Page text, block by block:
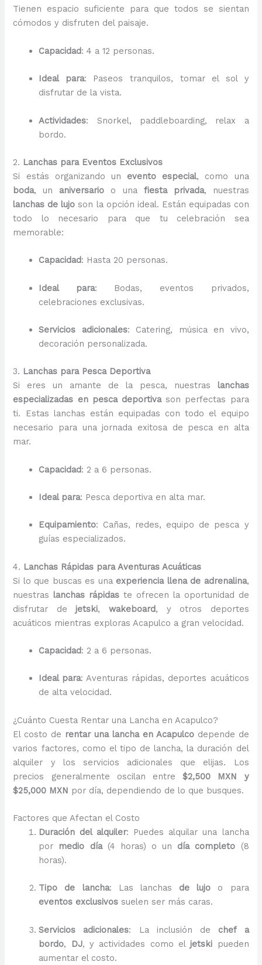
Tienen espacio suficiente para que todos se sientan
cómodos y disfruten del paisaje.
Capacidad: 4 a 12 personas.
Ideal para: Paseos tranquilos, tomar el sol y
disfrutar de la vista.
Actividades: Snorkel, paddleboarding, relax a
bordo.
2. Lanchas para Eventos Exclusivos
Si estás organizando un evento especial, como una
boda, un aniversario o una fiesta privada, nuestras
lanchas de lujo son la opción ideal. Están equipadas con
todo lo necesario para que tu celebración sea
memorable:
Capacidad: Hasta 20 personas.
Ideal para: Bodas, eventos privados,
celebraciones exclusivas.
Servicios adicionales: Catering, música en vivo,
decoración personalizada.
3. Lanchas para Pesca Deportiva
Si eres un amante de la pesca, nuestras lanchas
especializadas en pesca deportivason perfectas para
ti. Estas lanchas están equipadas con todo el equipo
necesario para una jornada exitosa de pesca en alta
mar.
Capacidad: 2 a 6 personas.
Ideal para: Pesca deportiva en alta mar.
Equipamiento: Cañas, redes, equipo de pesca y
guías especializados.
4. Lanchas Rápidas para Aventuras Acuáticas
Si lo que buscas es una experiencia llena de adrenalina,
nuestras lanchas rápidas te ofrecen la oportunidad de
disfrutar de jetski, wakeboard, y otros deportes
acuáticos mientras exploras Acapulco a gran velocidad.
Capacidad: 2 a 6 personas.
Ideal para: Aventuras rápidas, deportes acuáticos
de alta velocidad.
¿Cuánto Cuesta Rentar una Lancha en Acapulco?
El costo de rentar una lancha en Acapulcodepende de
varios factores, como el tipo de lancha, la duración del
alquiler y los servicios adicionales que elijas. Los
precios generalmente oscilan entre$2,500 MXN y
$25,000 MXN por día, dependiendo de lo que busques.
Factores que Afectan el Costo
Duración del alquiler: Puedes alquilar una lancha
por medio día(4 horas) o un día completo (8
horas).
Tipo de lancha: Las lanchas de lujo o para
eventos exclusivos suelen ser más caras.
Servicios adicionales: La inclusión de chef a
bordo, DJ, y actividades como el jetski pueden
aumentar el costo.